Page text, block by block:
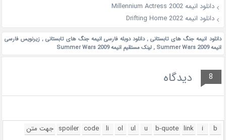
دانلود انیمه Millennium Actress 2002
دانلود انیمه Drifting Home 2022
دانلود انیمه جنگ های تابستانی,دانلود دوبله فارسی انیمه جنگ های تابستانی,زیرنویس فارسی
انیمه Summer Wars 2009
,لینک مستقیم انیمه Summer Wars 2009
8 دیدگاه